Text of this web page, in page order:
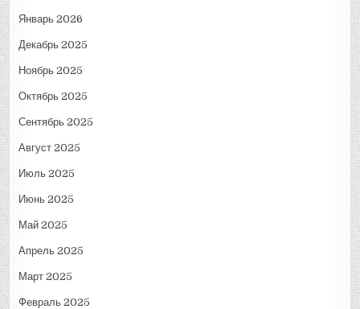
Январь 2026
Декабрь 2025
Ноябрь 2025
Октябрь 2025
Сентябрь 2025
Август 2025
Июль 2025
Июнь 2025
Май 2025
Апрель 2025
Март 2025
Февраль 2025